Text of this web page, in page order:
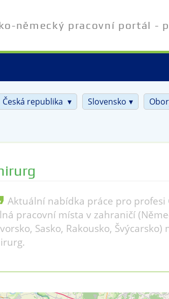
německý pracovní portál -
Česká republika Slovensko
Aktuální nabídka práce pro profesi
pracovní místa v zahraničí
Sasko, Rakousko, Švýcarsko)